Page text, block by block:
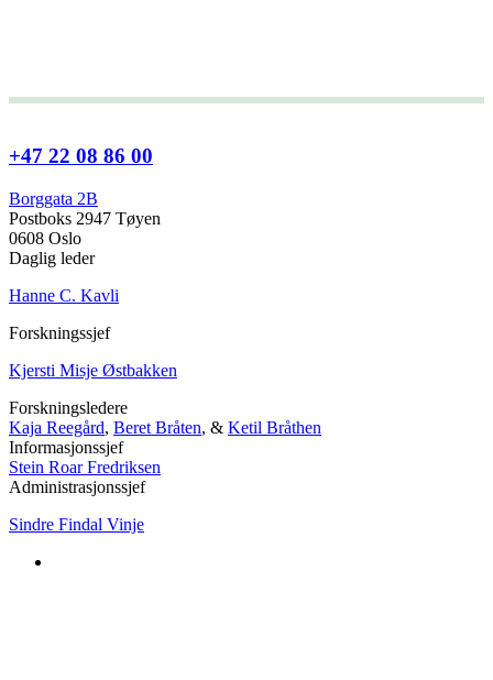
+47 22 08 86 00
Borggata 2B
Postboks 2947 Tøyen
0608 Oslo
Daglig leder
Hanne C. Kavli
Forskningssjef
Kjersti Misje Østbakken
Forskningsledere
Kaja Reegård, Beret Bråten, & Ketil Bråthen
Informasjonssjef
Stein Roar Fredriksen
Administrasjonssjef
Sindre Findal Vinje